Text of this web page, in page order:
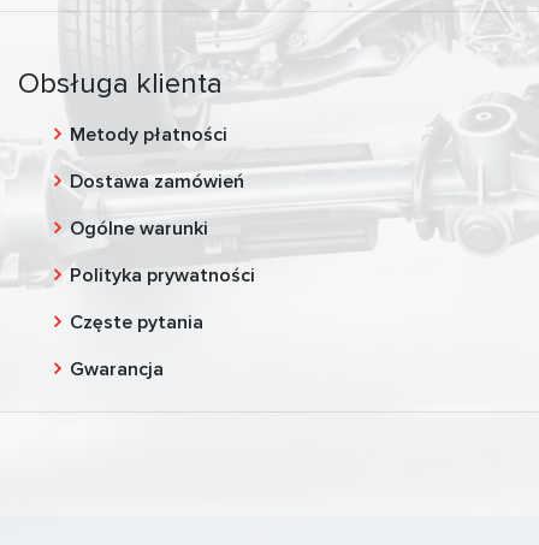
Obsługa klienta
Metody płatności
Dostawa zamówień
Ogólne warunki
Polityka prywatności
Częste pytania
Gwarancja